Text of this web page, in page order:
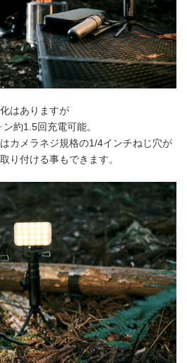
はありますが
約1.5回充電可能。
カメラネジ規格の1/4インチねじ穴が
り付ける事もできます。